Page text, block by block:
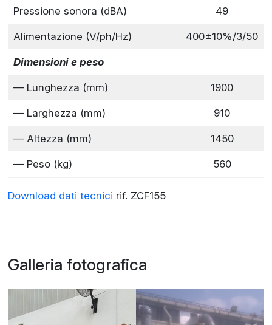
Pressione sonora (dBA) 49
Alimentazione (V/ph/Hz) 400±10%/3/50
Dimensioni e peso
— Lunghezza (mm) 1900
— Larghezza (mm) 910
— Altezza (mm) 1450
— Peso (kg) 560
Download dati tecnici rif. ZCF155
Galleria fotografica